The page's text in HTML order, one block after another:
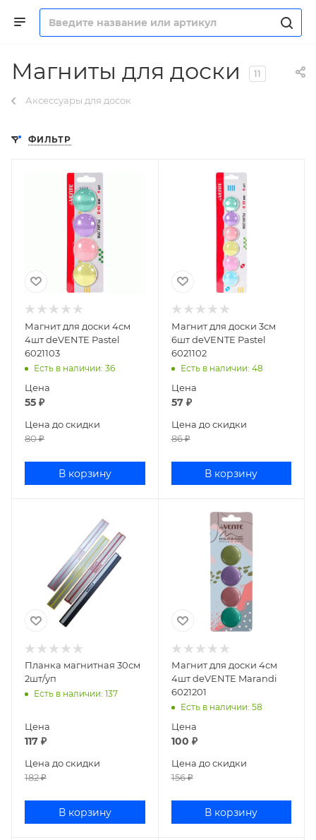
Магниты для доски 11
Аксессуары для досок
ФИЛЬТР
Магнит для доски 4см
4шт deVENTE Pastel
6021103
Есть в наличии: 36
Цена
55 ₽
Цена до скидки
80₽
В корзину
Магнит для доски 3см
6шт deVENTE Pastel
6021102
Есть в наличии: 48
Цена
57₽
Цена до скидки
86₽
В корзину
Планка магнитная 30см
2шт/уп
Есть в наличии: 137
Цена
117 ₽
Цена до скидки
182₽
В корзину
Магнит для доски 4см
4шт deVENTE Marandi
6021201
Есть в наличии: 58
Цена
100 ₽
Цена до скидки
156₽
В корзину